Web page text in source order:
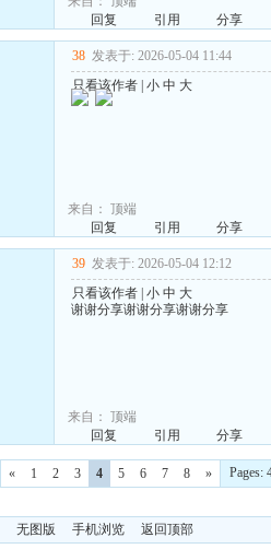
回复
引用 分享
38 发表于: 2026-05-04 11:44
只看该作者| 小 中 大
来自： 顶端
回复
引用 分享
39 发表于: 2026-05-04 12:12
只看该作者| 小 中 大
谢谢分享谢谢分享谢谢分享
来自： 顶端
回复
引用 分享
« 1 2 3 4 5 6 7 8 »
无图版 手机浏览 返回顶部